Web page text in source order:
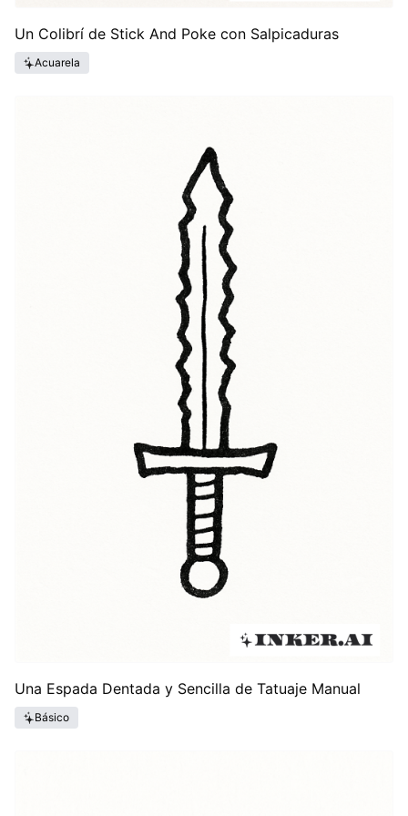
Un Colibrí de Stick And Poke con Salpicaduras
Acuarela
Una Espada Dentada y Sencilla de Tatuaje Manual
Básico